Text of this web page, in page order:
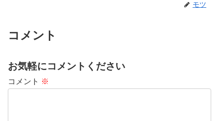
モツ
コメント
お気軽にコメントください
コメント ※